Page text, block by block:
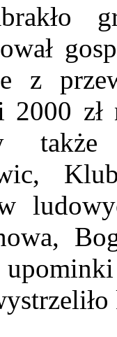
z
2000